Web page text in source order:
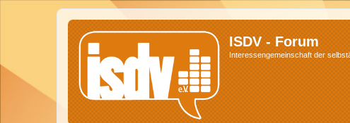
ISDV - Forum
Interessengemeinschaft der